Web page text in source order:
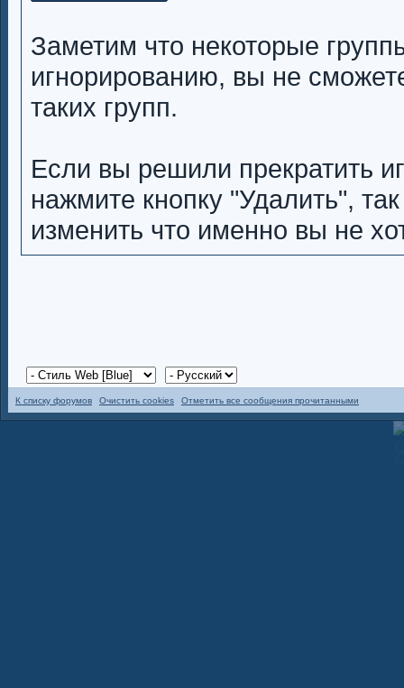
Заметим что некоторые
игнорированию, вы не
таких групп.
Если вы решили прекратить
нажмите кнопку "Удалить",
изменить что именно вы не
К списку форумов Очистить cookies Отметить все сообщения прочитанными